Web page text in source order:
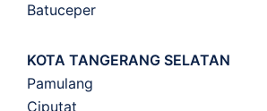
Batuceper
KOTA TANGERANG SELATAN
Pamulang
Ciputat